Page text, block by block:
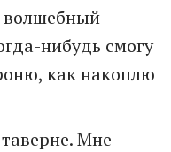
волшебный
нибудь смогу
как накоплю
Мне